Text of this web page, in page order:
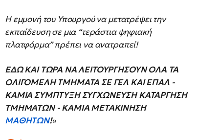
Η εμμονή του Υπουργού να μετατρέψει την
εκπαίδευση σε μια “τεράστια ψηφιακή
πλατφόρμα” πρέπει να ανατραπεί!
ΕΔΩ ΚΑΙ ΤΩΡΑ ΝΑ ΛΕΙΤΟΥΡΓΗΣΟΥΝ ΟΛΑ ΤΑ
ΟΛΙΓΟΜΕΛΗ ΤΜΗΜΑΤΑ ΣΕ ΓΕΛ ΚΑΙ ΕΠΑΛ -
ΚΑΜΙΑ ΣΥΜΠΤΥΞΗ ΣΥΓΧΩΝΕΥΣΗ ΚΑΤΑΡΓΗΣΗ
ΤΜΗΜΑΤΩΝ - ΚΑΜΙΑ ΜΕΤΑΚΙΝΗΣΗ
ΜΑΘΗΤΩΝ!»